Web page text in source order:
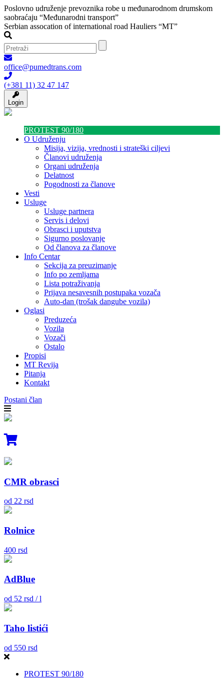
Poslovno udruženje prevoznika robe u međunarodnom drumskom
saobraćaju “Međunarodni transport”
Serbian assocation of international road Hauliers “MT”
office@pumedtrans.com
(+381 11) 32 47 147
Login
PROTEST 90/180
O Udruženju
Misija, vizija, vrednosti i strateški ciljevi
Članovi udruženja
Organi udruženja
Delatnost
Pogodnosti za članove
Vesti
Usluge
Usluge partnera
Servis i delovi
Obrasci i uputstva
Sigurno poslovanje
Od članova za članove
Info Centar
Sekcija za preuzimanje
Info po zemljama
Lista potraživanja
Prijava nesavesnih postupaka vozača
Auto-dan (trošak dangube vozila)
Oglasi
Preduzeća
Vozila
Vozači
Ostalo
Propisi
MT Revija
Pitanja
Kontakt
Postani član
CMR obrasci
od 22 rsd
Rolnice
400 rsd
AdBlue
od 52 rsd / l
Taho listići
od 550 rsd
PROTEST 90/180